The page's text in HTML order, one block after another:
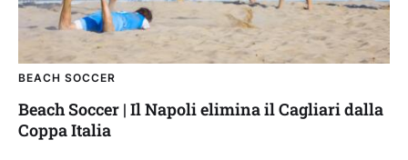
BEACH SOCCER
Beach Soccer | Il Napoli elimina il Cagliari dalla
Coppa Italia